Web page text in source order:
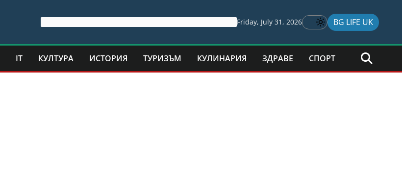
Friday, July 31, 2026 BG LIFE UK
IT КУЛТУРА ИСТОРИЯ ТУРИЗЪМ КУЛИНАРИЯ ЗДРАВЕ СПОРТ